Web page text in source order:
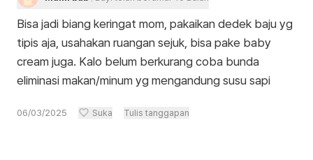
Bisa jadi biang keringat mom, pakaikan dedek baju yg
tipis aja, usahakan ruangan sejuk, bisa pake baby
cream juga. Kalo belum berkurang coba bunda
eliminasi makan/minum yg mengandung susu sapi
06/03/2025 Suka Tulis tanggapan